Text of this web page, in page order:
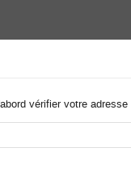
vérifier votre